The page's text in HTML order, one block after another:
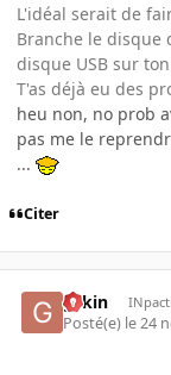
L'idéal serait de
Branche le disque
disque USB sur ton
T'as déjà eu des
heu non, no prob
pas me le
...
Citer
gskin
Posté(e) le 24